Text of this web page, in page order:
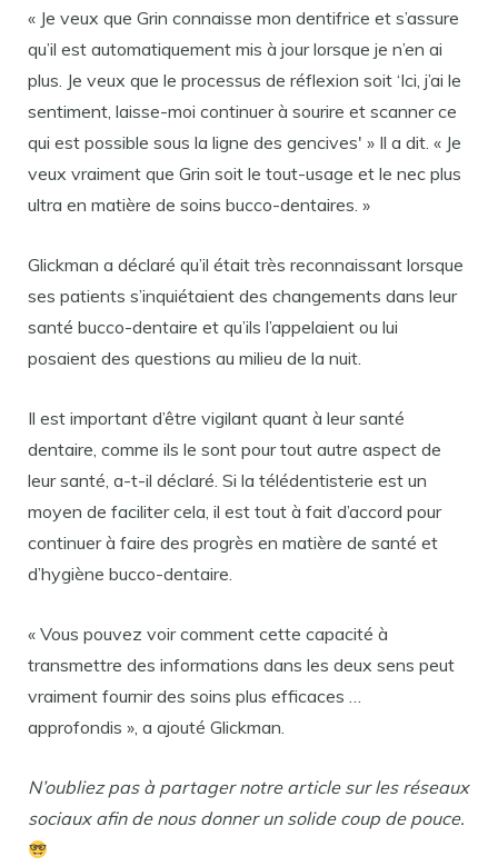
« Je veux que Grin connaisse mon dentifrice et s’assure
qu’il est automatiquement mis à jour lorsque je n’en ai
plus. Je veux que le processus de réflexion soit ‘Ici, j’ai le
sentiment, laisse-moi continuer à sourire et scanner ce
qui est possible sous la ligne des gencives' » Il a dit. « Je
veux vraiment que Grin soit le tout-usage et le nec plus
ultra en matière de soins bucco-dentaires. »
Glickman a déclaré qu’il était très reconnaissant lorsque
ses patients s’inquiétaient des changements dans leur
santé bucco-dentaire et qu’ils l’appelaient ou lui
posaient des questions au milieu de la nuit.
Il est important d’être vigilant quant à leur santé
dentaire, comme ils le sont pour tout autre aspect de
leur santé, a-t-il déclaré. Si la télédentisterie est un
moyen de faciliter cela, il est tout à fait d’accord pour
continuer à faire des progrès en matière de santé et
d’hygiène bucco-dentaire.
« Vous pouvez voir comment cette capacité à
transmettre des informations dans les deux sens peut
vraiment fournir des soins plus efficaces …
approfondis », a ajouté Glickman.
N’oubliez pas à partager notre article sur les réseaux
sociaux afin de nous donner un solide coup de pouce.